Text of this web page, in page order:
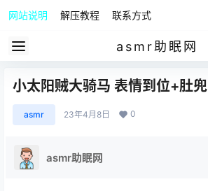
网站说明 解压教程 联系方式
asmr助眠网
小太阳贼大骑马 表情到位+肚兜
asmr 23年4月8日 0
asmr助眠网